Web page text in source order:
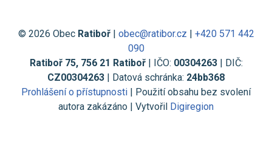
© 2026 Obec Ratiboř| obec@ratibor.cz | +420 571 442
090
Ratiboř 75, 756 21 Ratiboř| IČO: 00304263| DIČ:
CZ00304263 | Datová schránka: 24bb368
Prohlášení o přístupnosti | Použití obsahu bez svolení
autora zakázáno | Vytvořil Digiregion